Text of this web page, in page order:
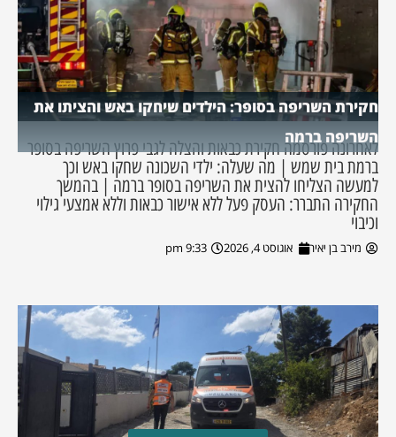
חקירת השריפה בסופר: הילדים שיחקו באש והציתו את
השריפה ברמה
לאחרונה פורסמה חקירת כבאות והצלה לגבי פרוץ השריפה בסופר
ברמת בית שמש | מה שעלה: ילדי השכונה שחקו באש וכך
למעשה הצליחו להצית את השריפה בסופר ברמה | בהמשך
החקירה התברר: העסק פעל ללא אישור כבאות וללא אמצעי גילוי
וכיבוי
מירב בן יאיר אוגוסט 4, 2026 9:33 pm